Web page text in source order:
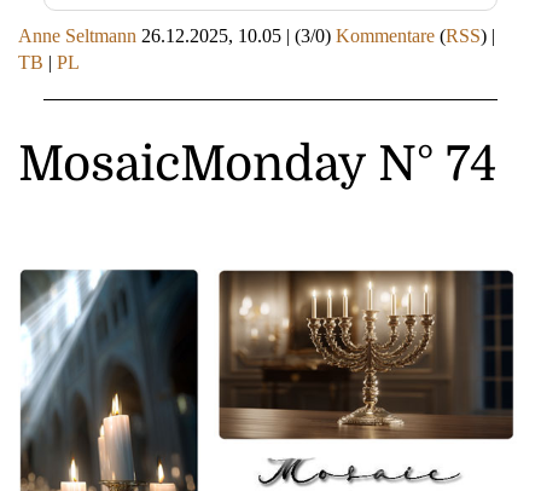
Anne Seltmann 26.12.2025, 10.05 | (3/0) Kommentare (RSS) |
TB | PL
MosaicMonday N° 74